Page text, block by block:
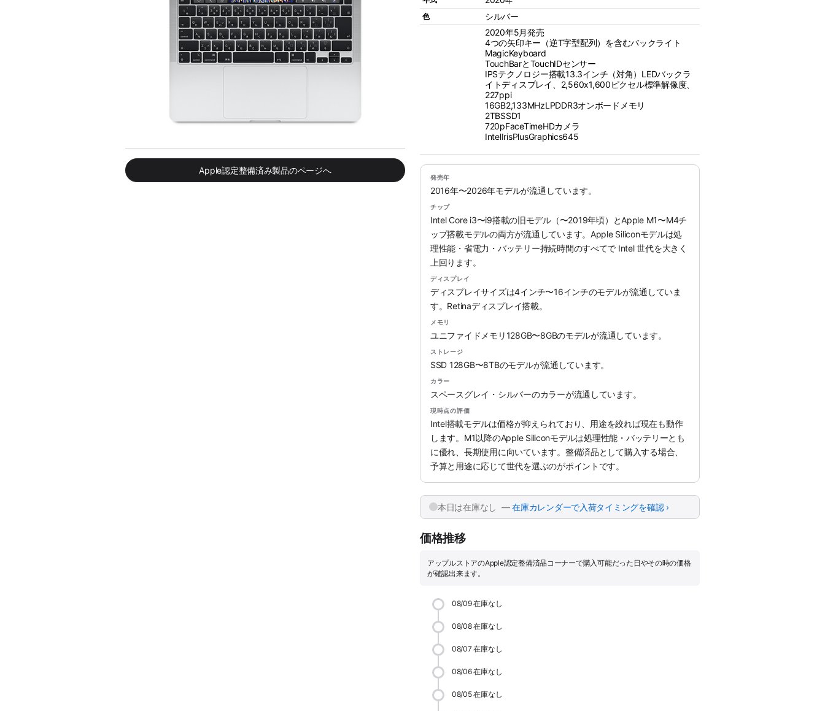
Apple認定整備済み製品のページへ
色
シルバー
2020年5月発売
4つの矢印キー（逆T字型配列）を含むバックライト
MagicKeyboard
TouchBarとTouchIDセンサー
IPSテクノロジー搭載13.3インチ（対角）LEDバックラ
イトディスプレイ、2,560x1,600ピクセル標準解像度、
227ppi
16GB2,133MHzLPDDR3オンボードメモリ
2TBSSD1
720pFaceTimeHDカメラ
IntelIrisPlusGraphics645
発売年
2016年〜2026年モデルが流通しています。
チップ
Intel Core i3〜i9搭載の旧モデル（〜2019年頃）とApple M1〜M4チ
ップ搭載モデルの両方が流通しています。Apple Siliconモデルは処
理性能・省電力・バッテリー持続時間のすべてで Intel 世代を大きく
上回ります。
ディスプレイ
ディスプレイサイズは4インチ〜16インチのモデルが流通していま
す。Retinaディスプレイ搭載。
メモリ
ユニファイドメモリ128GB〜8GBのモデルが流通しています。
ストレージ
SSD 128GB〜8TBのモデルが流通しています。
カラー
スペースグレイ・シルバーのカラーが流通しています。
現時点の評価
Intel搭載モデルは価格が抑えられており、用途を絞れば現在も動作
します。M1以降のApple Siliconモデルは処理性能・バッテリーとも
に優れ、長期使用に向いています。整備済品として購入する場合、
予算と用途に応じて世代を選ぶのがポイントです。
本日は在庫なし —在庫カレンダーで入荷タイミングを確認 ›
価格推移
アップルストアのApple認定整備済品コーナーで購入可能だった日やその時の価格
が確認出来ます。
08/09在庫なし
08/08在庫なし
08/07在庫なし
08/06在庫なし
08/05在庫なし